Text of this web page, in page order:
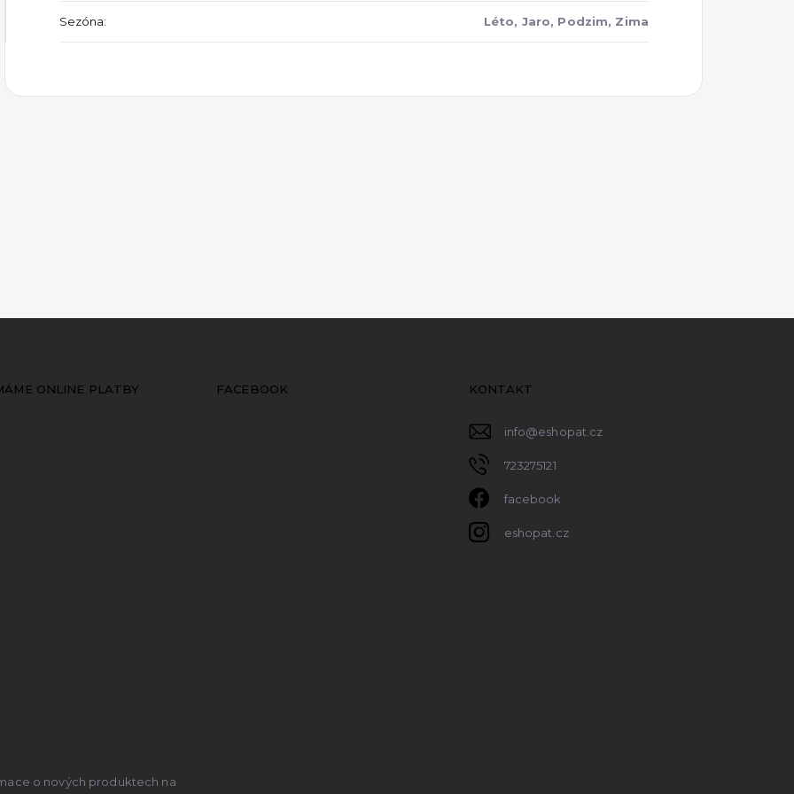
Sezóna: Léto, Jaro, Podzim, Zima
ONLINE PLATBY FACEBOOK KONTAKT
info@eshopat.cz
723275121
facebook
eshopat.cz
o nových produktech na